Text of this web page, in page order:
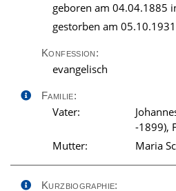
geboren am 04.04.1885
gestorben am
Konfession:
evangelisch
Familie:
Vater:
-1899),
Mutter:
Maria
Kurzbiographie: